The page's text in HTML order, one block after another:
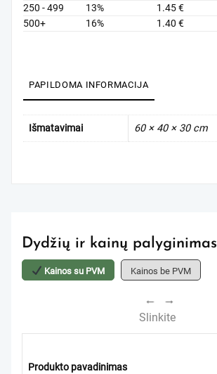
250 - 499
13% 1.45€
500+
16% 1.40 €
PAPILDOMA INFORMACIJA
Išmatavimai 60 × 40 × 30 cm
Dydžių ir kainų palyginimas
Kainos su PVM Kainos be PVM
← →
Slinkite
Produkto pavadinimas